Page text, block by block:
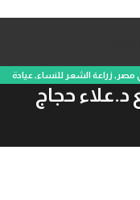
مصر , زراعة الشعر للنساء, عيادة
د.علاء حجاج